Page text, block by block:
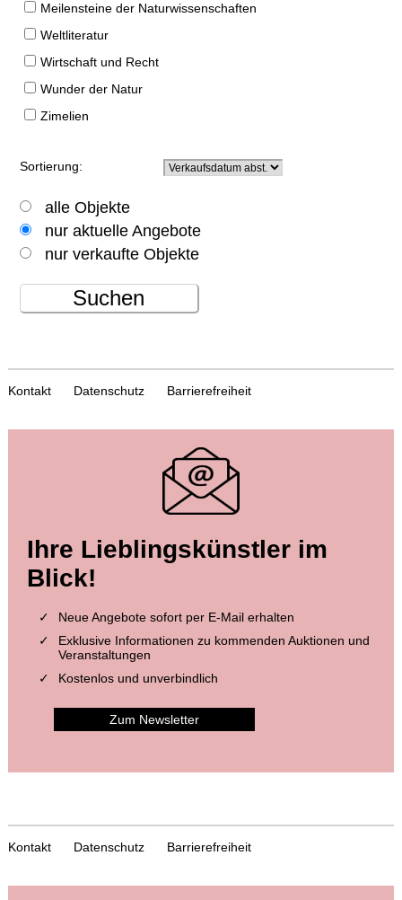
Meilensteine der Naturwissenschaften
Weltliteratur
Wirtschaft und Recht
Wunder der Natur
Zimelien
Sortierung:
alle Objekte
nur aktuelle Angebote
nur verkaufte Objekte
Suchen
Kontakt Datenschutz Barrierefreiheit
Ihre Lieblingskünstler im
Blick!
Neue Angebote sofort per E-Mail erhalten
Exklusive Informationen zu kommenden Auktionen und
Veranstaltungen
Kostenlos und unverbindlich
Zum Newsletter
Kontakt Datenschutz Barrierefreiheit